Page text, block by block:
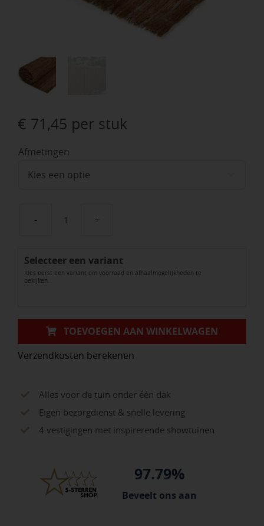
€ 71,45 per stuk
Afmetingen
Heidemat
rol
aantal
Selecteer een variant
Kies eerst een variant om voorraad en afhaalmogelijkheden te
bekijken.
TOEVOEGEN AAN WINKELWAGEN
Verzendkosten berekenen
Alles voor de tuin onder één dak
Eigen bezorgdienst & snelle levering
4 vestigingen met inspirerende showtuinen
97.79%
Beveelt ons aan